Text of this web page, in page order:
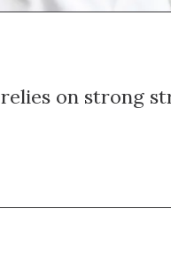
on strong